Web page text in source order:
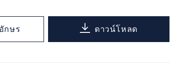
กษร ดาวน์โหลด